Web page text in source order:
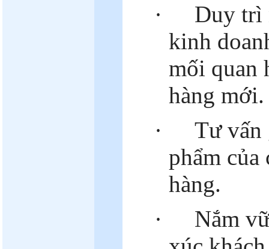
·
Duy trì
kinh
mối quan
hàng mới.
·
Tư vấn
phẩm của
hàng.
·
Nắm